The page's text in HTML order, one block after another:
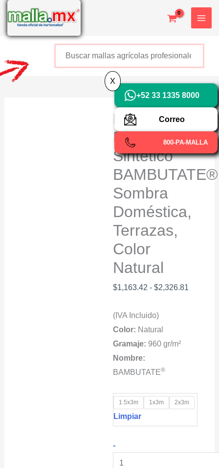
contenido
Rejillas de
Bambú
Sintético
Sombra
Doméstica,
Terrazas,
Color
Natural
$1,163.42 - $2,326.81
(IVA Incluido)
Color: Natural
Gramaje: 960 gr/m²
Nombre:
BAMBUTATE®
1.5x3m 1x3m 2x3m
Limpiar
-Rejillas
de
X
+52 800 726 2552
+52 33 1335 8000
Correo
800-PA-MALLA
X